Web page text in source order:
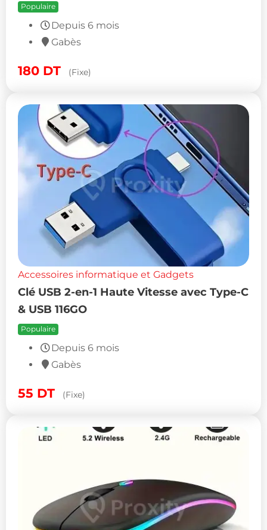
Populaire
Depuis 6 mois
Gabès
180 DT (Fixe)
Accessoires informatique et Gadgets
Clé USB 2-en-1 Haute Vitesse avec Type-C
& USB 116GO
Populaire
Depuis 6 mois
Gabès
55 DT (Fixe)